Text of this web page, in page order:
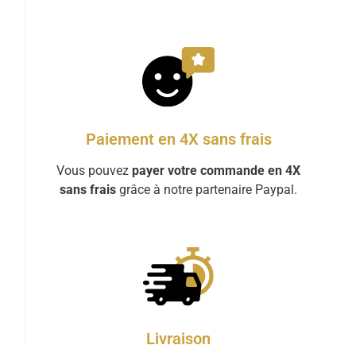
Paiement en 4X sans frais
Vous pouvez payer votre commande en 4X
sans frais grâce à notre partenaire Paypal.
Livraison